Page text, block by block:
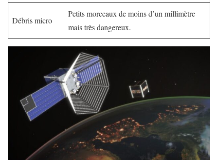
Débris micro
Petits morceaux de moins d’un millimètre
mais très dangereux.